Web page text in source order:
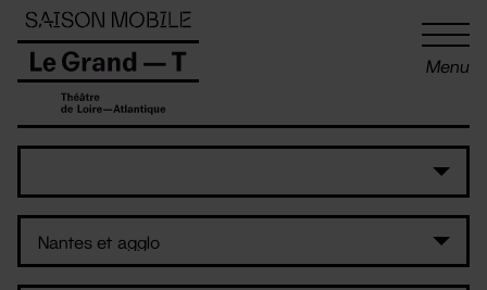
Menu
Panneau de gestion des cookies